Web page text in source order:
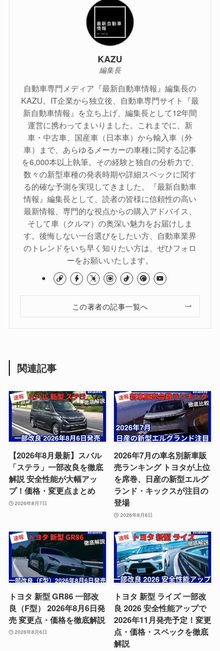
KAZU
編集長
自動車専門メディア『最新自動車情報』編集長の
KAZU。IT企業から独立後、自動車専門サイト『最
新自動車情報』を立ち上げ、編集長として12年間
運営に携わってまいりました。これまでに、新
車・中古車、国産車（日本車）から輸入車（外
車）まで、あらゆるメーカーの車種に関する記事
を6,000本以上執筆。その経験と独自の分析力で、
数々の新型車種の発表時期や詳細スペックに関す
る的確な予測を実現してきました。『最新自動車
情報』編集長として、読者の皆様に信頼性の高い
最新情報、専門的な視点からの購入アドバイス、
そして車（クルマ）の奥深い魅力をお届けしま
す。後悔しない一台選びをしたい方、自動車業界
のトレンドをいち早く知りたい方は、ぜひフォロ
ーをお願いいたします。
この著者の記事一覧へ
関連記事
【2026年8月最新】スバル
「ステラ」一部改良を徹底
解説 安全性能が大幅アッ
プ！価格・変更点まとめ
2026年8月7日
2026年7月の車名別新車販
売ランキング トヨタが上位
を席巻、日産の新型エルグ
ランド・キックスが注目の
登場
2026年8月6日
トヨタ 新型 GR86 一部改
良（F型） 2026年8月6日発
売 変更点・価格を徹底解説
2026年8月6日
トヨタ 新型 ライズ 一部改
良 2026 安全性能アップで
2026年11月発売予定！変更
点・価格・スペックを徹底
解説